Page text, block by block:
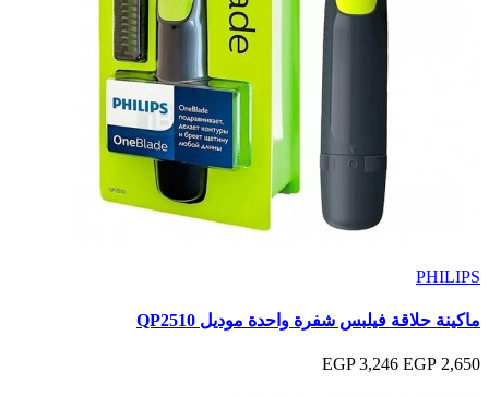
PHILIPS
ماكينة حلاقة فيلبس شفرة واحدة موديل QP2510
2,650 EGP
3,246 EGP